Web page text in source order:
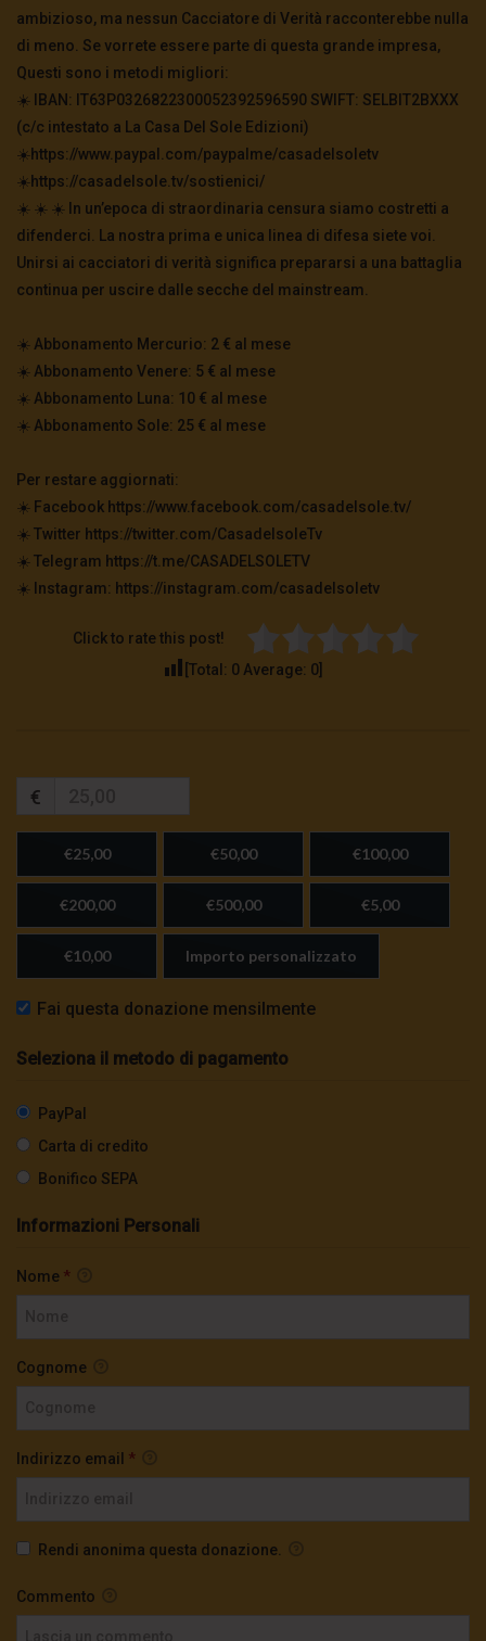
ambizioso, ma nessun Cacciatore di Verità racconterebbe nulla
di meno. Se vorrete essere parte di questa grande impresa,
Questi sono i metodi migliori:
☀️ IBAN: IT63P0326822300052392596590 SWIFT: SELBIT2BXXX
(c/c intestato a La Casa Del Sole Edizioni)
☀️https://www.paypal.com/paypalme/casadelsoletv
☀️https://casadelsole.tv/sostienici/
☀️ ☀️ ☀️ In un’epoca di straordinaria censura siamo costretti a
difenderci. La nostra prima e unica linea di difesa siete voi.
Unirsi ai cacciatori di verità significa prepararsi a una battaglia
continua per uscire dalle secche del mainstream.
☀️ Abbonamento Mercurio: 2 € al mese
☀️ Abbonamento Venere: 5 € al mese
☀️ Abbonamento Luna: 10 € al mese
☀️ Abbonamento Sole: 25 € al mese
Per restare aggiornati:
☀️ Facebook https://www.facebook.com/casadelsole.tv/
☀️ Twitter https://twitter.com/CasadelsoleTv
☀️ Telegram https://t.me/CASADELSOLETV
☀️ Instagram: https://instagram.com/casadelsoletv
Click to rate this post!
[Total: 0 Average: 0
€
€25,00 €50,00 €100,00
€200,00 €500,00 €5,00
€10,00 Importo personalizzato
Fai questa donazione mensilmente
Seleziona il metodo di pagamento
PayPal
Carta di credito
Bonifico SEPA
Informazioni Personali
Nome *
Cognome
Indirizzo email *
Rendi anonima questa donazione.
Commento